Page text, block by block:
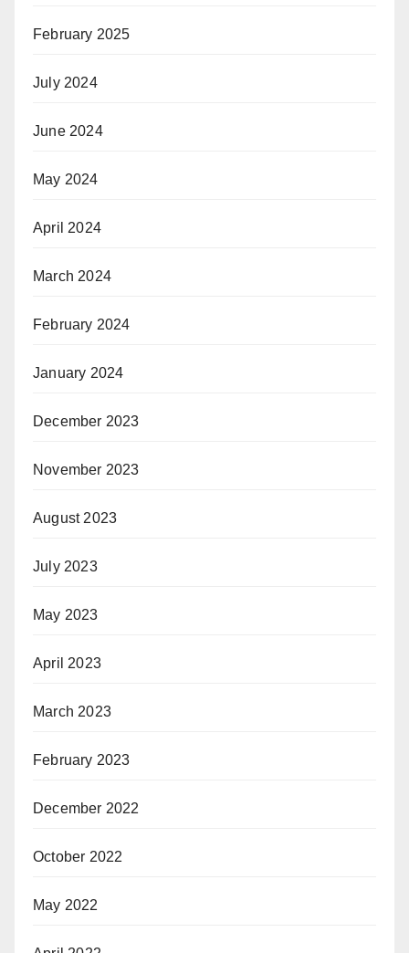
February 2025
July 2024
June 2024
May 2024
April 2024
March 2024
February 2024
January 2024
December 2023
November 2023
August 2023
July 2023
May 2023
April 2023
March 2023
February 2023
December 2022
October 2022
May 2022